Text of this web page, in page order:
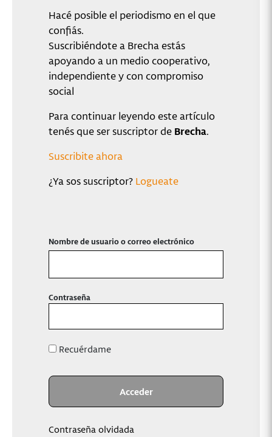
Hacé posible el periodismo en el que
confiás.
Suscribiéndote a Brecha estás
apoyando a un medio cooperativo,
independiente y con compromiso
social
Para continuar leyendo este artículo
tenés que ser suscriptor de Brecha.
Suscribite ahora
¿Ya sos suscriptor? Logueate
Nombre de usuario o correo electrónico
Contraseña
Recuérdame
Contraseña olvidada